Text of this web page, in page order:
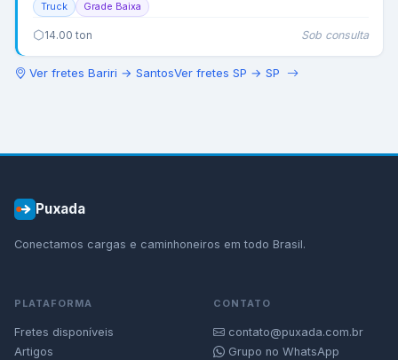
Truck Grade Baixa
14.00 ton Sob consulta
Ver fretes Bariri → SantosVer fretes SP → SP
Puxada
Conectamos cargas e caminhoneiros em todo Brasil.
PLATAFORMA
Fretes disponíveis
Artigos
CONTATO
contato@puxada.com.br
Grupo no WhatsApp